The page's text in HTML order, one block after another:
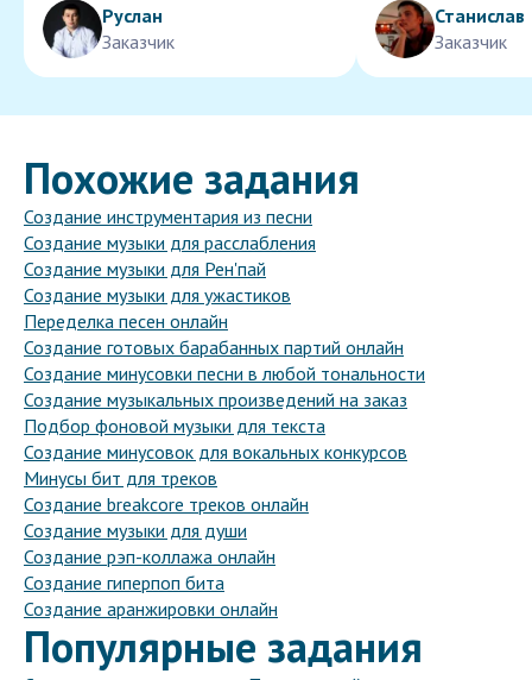
Руслан
Заказчик
Станислав
Заказчик
Похожие задания
Создание инструментария из песни
Создание музыки для расслабления
Создание музыки для Рен'пай
Создание музыки для ужастиков
Переделка песен онлайн
Создание готовых барабанных партий онлайн
Создание минусовки песни в любой тональности
Создание музыкальных произведений на заказ
Подбор фоновой музыки для текста
Создание минусовок для вокальных конкурсов
Минусы бит для треков
Создание breakcore треков онлайн
Создание музыки для души
Создание рэп-коллажа онлайн
Создание гиперпоп бита
Создание аранжировки онлайн
Популярные задания